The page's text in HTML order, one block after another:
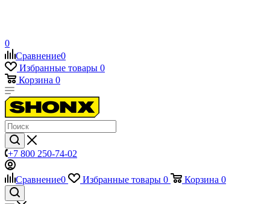
0
Сравнение0
Избранные товары 0
Корзина 0
+7 800 250-74-02
Сравнение0 Избранные товары 0 Корзина 0